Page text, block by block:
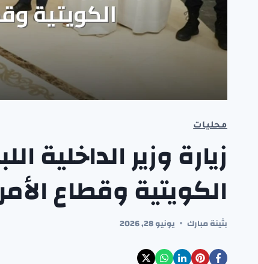
محليات
زيارة وزير الداخلية
الكويتية وقطاع
بثينة مبارك يونيو 28, 2026